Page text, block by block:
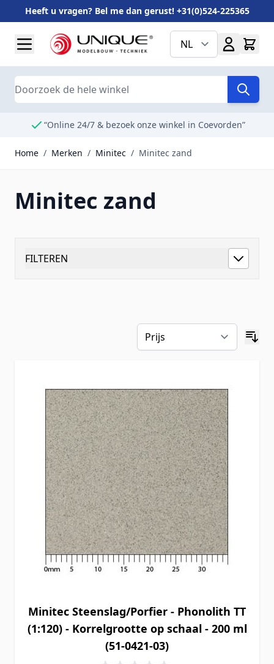
Heeft u vragen? Bel me dan gerust! +31(0)524-225365
NL
Search
“Online 24/7 & bezoek onze winkel in Coevorden”
Home / Merken / Minitec / Minitec zand
Minitec zand
FILTEREN
Minitec Steenslag/Porfier - Phonolith TT
(1:120) - Korrelgrootte op schaal - 200 ml
(51-0421-03)